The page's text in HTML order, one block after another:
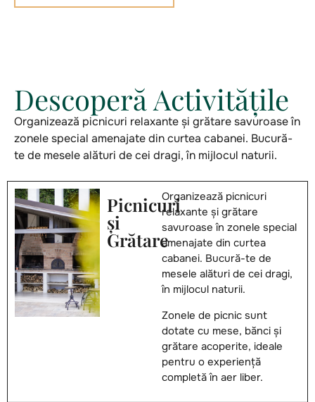
Descoperă Activitățile
Organizează picnicuri relaxante și grătare savuroase în
zonele special amenajate din curtea cabanei. Bucură-
te de mesele alături de cei dragi, în mijlocul naturii.
Picnicuri
și
Grătare
Organizează picnicuri
relaxante și grătare
savuroase în zonele special
amenajate din curtea
cabanei. Bucură-te de
mesele alături de cei dragi,
în mijlocul naturii.
Zonele de picnic sunt
dotate cu mese, bănci și
grătare acoperite, ideale
pentru o experiență
completă în aer liber.